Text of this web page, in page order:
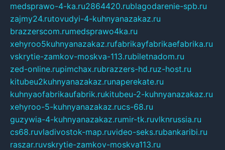
medsprawo-4-ka.ru2864420.rublagodarenie-spb.ru
zajmy24.rutovudyi-4-kuhnyanazakaz.ru
brazzerscom.rumedsprawo4ka.ru
xehyroo5kuhnyanazakaz.rufabrikayfabrikaefabrika.ru
vskrytie-zamkov-moskva-113.rubiletnadom.ru
zed-online.rupimchax.rubrazzers-hd.ruz-host.ru
kitubeu2kuhnyanazakaz.runaperekate.ru
kuhnyaofabrikaufabrik.rukitubeu-2-kuhnyanazakaz.ru
xehyroo-5-kuhnyanazakaz.rucs-68.ru
guzywia-4-kuhnyanazakaz.rumir-tk.ruvlknrussia.ru
cs68.ruvladivostok-map.ruvideo-seks.rubankaribi.ru
raszar.ruvskrytie-zamkov-moskva113.ru